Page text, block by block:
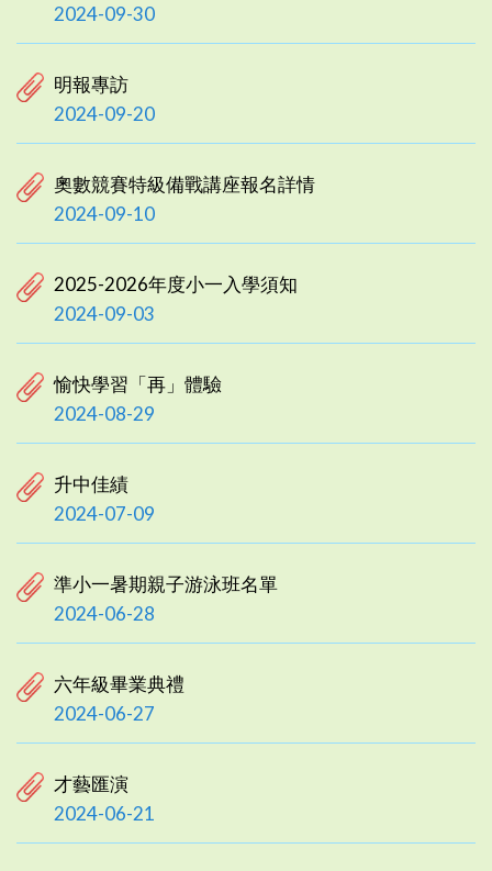
2024-09-30
明報專訪
2024-09-20
奧數競賽特級備戰講座報名詳情
2024-09-10
2025-2026年度小一入學須知
2024-09-03
愉快學習「再」體驗
2024-08-29
升中佳績
2024-07-09
準小一暑期親子游泳班名單
2024-06-28
六年級畢業典禮
2024-06-27
才藝匯演
2024-06-21